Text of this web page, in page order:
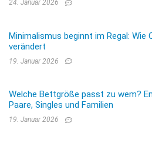
24. Januar 2026
Minimalismus beginnt im Regal: Wie
verändert
19. Januar 2026
Welche Bettgröße passt zu wem?
Paare, Singles und Familien
19. Januar 2026